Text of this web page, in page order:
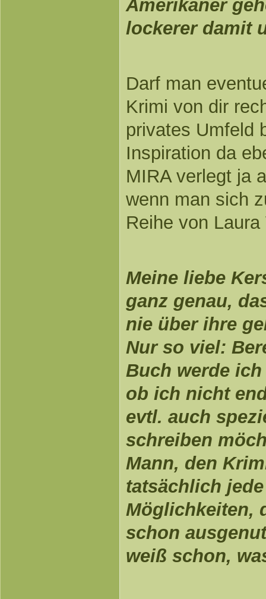
Amerikaner
lockerer damit
Darf man
Krimi von dir
privates Umfeld
Inspiration da
MIRA verlegt ja
wenn man sich
Reihe von
Meine liebe
ganz genau,
nie über ihre
Nur so viel:
Buch werde
ob ich nicht
evtl. auch
schreiben
Mann, den
tatsächlich
Möglichkeiten,
schon
weiß schon,